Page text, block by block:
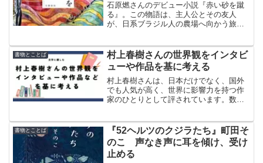
石原燃さんのデビュー小説『赤い砂を蹴
る』。この物語は、主人公とその友人
が、日系ブラジル人の農場へ向かう旅の
書物とことば
村上春樹さんの世界観をインタビ
ューや作品を基に考える
村上春樹さんは、日本だけでなく、国外
でも人気が高く、世界に影響力を持つ作
家のひとりとして評されています。数多
んの世界観をインタビューや作品などを
基に考えてみました。
書物とことば
『52ヘルツのクジラたち』町田そ
のこ 声なき声に耳を傾け、受け
止める